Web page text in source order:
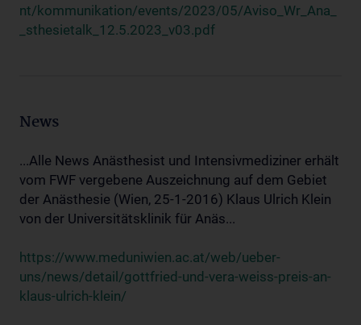
nt/kommunikation/events/2023/05/Aviso_Wr_Ana_
_sthesietalk_12.5.2023_v03.pdf
News
...Alle News Anästhesist und Intensivmediziner erhält
vom FWF vergebene Auszeichnung auf dem Gebiet
der Anästhesie (Wien, 25-1-2016) Klaus Ulrich Klein
von der Universitätsklinik für Anäs...
https://www.meduniwien.ac.at/web/ueber-
uns/news/detail/gottfried-und-vera-weiss-preis-an-
klaus-ulrich-klein/